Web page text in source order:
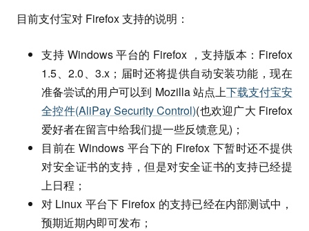
目前支付宝对 Firefox 支持的说明：
支持 Windows 平台的 Firefox ，支持版本：Firefox
1.5、2.0、3.x；届时还将提供自动安装功能，现在
准备尝试的用户可以到 Mozilla 站点上下载支付宝安
全控件(AliPay Security Control)(也欢迎广大 Firefox
爱好者在留言中给我们提一些反馈意见)；
目前在 Windows 平台下的 Firefox 下暂时还不提供
对安全证书的支持，但是对安全证书的支持已经提
上日程；
对 Linux 平台下 Firefox 的支持已经在内部测试中，
预期近期内即可发布；